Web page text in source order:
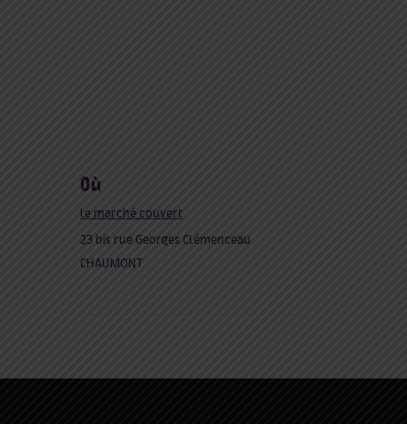
où
le marché couvert
23 bis rue Georges Clémenceau
CHAUMONT